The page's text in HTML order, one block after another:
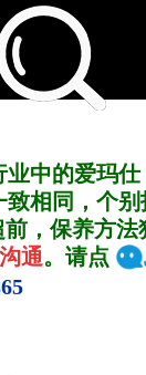
中的爱玛
相同，个
，保养方
通。请点